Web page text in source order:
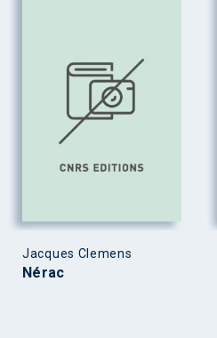
Jacques Clemens
Nérac